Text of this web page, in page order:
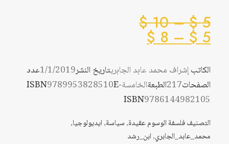
5
$
–
10
$نطاق
خلال
5
$
–
8
$
السعر:
من
خلال
الكاتبإشراف محمد عابد الجابريتاريخ النشر1/1/2019عدد
الصفحات217الطبعةالخامسة ISBN9789953828510E-
ISBN9786144982105
التصنيففلسفةالوسومعقيدة,سياسة,ايديولوجيا,
محمد_عابد_الجابري,ابن_رشد